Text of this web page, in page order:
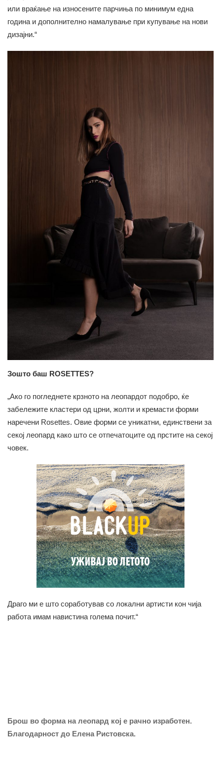
или враќање на износените парчиња по минимум една
година и дополнително намалување при купување на нови
дизајни.“
Зошто баш ROSETTES?
„Ако го погледнете крзното на леопардот подобро, ќе
забележите кластери од црни, жолти и кремасти форми
наречени Rosettes. Овие форми се уникатни, единствени за
секој леопард како што се отпечатоците од прстите на секој
човек.
Драго ми е што соработував со локални артисти кон чија
работа имам навистина голема почит.“
Брош во форма на леопард кој е рачно изработен.
Благодарност до Елена Ристовска.